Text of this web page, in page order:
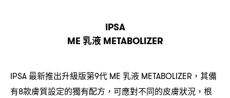
IPSA
ME乳液METABOLIZER
IPSA 最新推出升級版第9代 ME 乳液 METABOLIZER， 其備
有8款膚質設定的獨有配方 ， 可應對不同的皮膚狀況 ， 根